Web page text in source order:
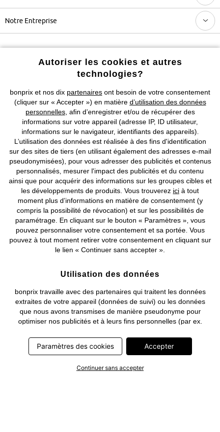
Notre Entreprise
Prix indiqués TVA comprise avec en susfrais de port & de service
CGV Données personnelles Paramètres des cookies
Mentions légales Résilier le contrat
©2026 bonprix.Tous droits réservés.
Deutsch Français
Autoriser les cookies et autres
technologies?
bonprix et nos dix partenaires ont besoin de votre consentement
(cliquer sur « Accepter ») en matière d’utilisation des données
personnelles, afin d’enregistrer et/ou de récupérer des
informations sur votre appareil (adresse IP, ID utilisateur,
informations sur le navigateur, identifiants des appareils).
L’utilisation des données est réalisée à des fins d'identification
sur des sites de tiers (en utilisant également des adresses e-mail
pseudonymisées), pour vous adresser des publicités et contenus
personnalisés, mesurer l'impact des publicités et du contenu
ainsi que pour acquérir des informations sur les groupes cibles et
les développements de produits. Vous trouverez ici à tout
moment plus d’informations en matière de consentement (y
compris la possibilité de révocation) et sur les possibilités de
paramétrage. En cliquant sur le bouton « Paramètres », vous
pouvez personnaliser votre consentement et sa portée. Vous
pouvez à tout moment retirer votre consentement en cliquant sur
le lien « Continuer sans accepter ».
Utilisation des données
bonprix travaille avec des partenaires qui traitent les données
extraites de votre appareil (données de suivi) ou les données
que nous avons transmises de manière pseudonyme pour
optimiser nos publicités et à leurs fins personnelles (par ex.
cadre, non seulement la collecte des données de suivi ou la
transmission de vos données pseudonymisées mais également
nécessitent un consentement. Les données de suivi seront alors
Paramètres des cookies Accepter
Continuer sans accepter